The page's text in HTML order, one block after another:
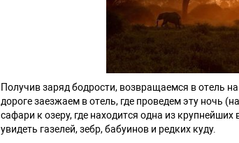
Получив заряд бодрости, возвращаемся в отель
дороге заезжаем в отель, где проведем эту ночь
сафари к озеру, где находится одна из
увидеть газелей, зебр, бабуинов и редких куду.